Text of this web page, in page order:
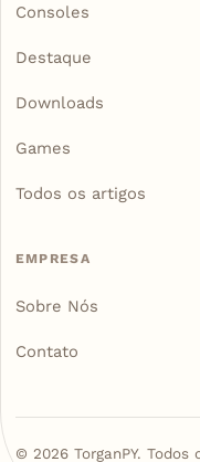
Consoles
Destaque
Downloads
Games
Todos os artigos
EMPRESA
Sobre Nós
Contato
© 2026TorganPY. Todos